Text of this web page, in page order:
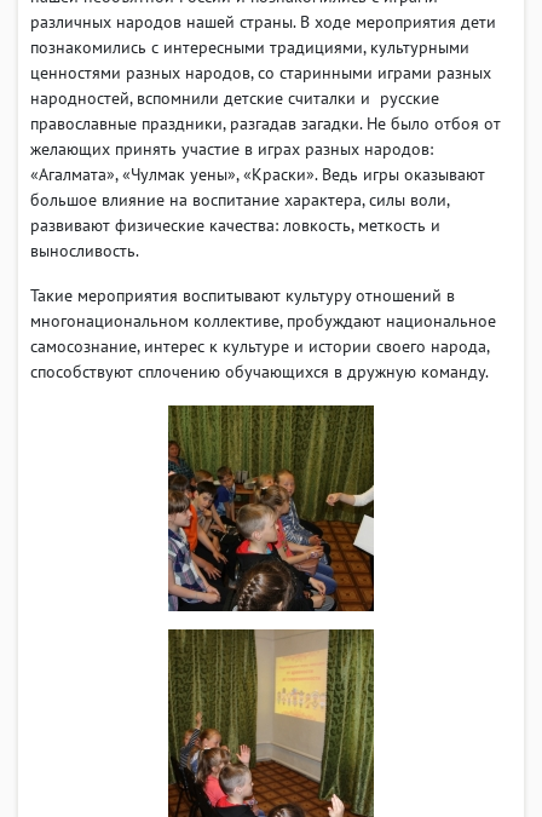
различных народов нашей страны. В ходе мероприятия дети
познакомились с интересными традициями, культурными
ценностями разных народов, со старинными играми разных
народностей, вспомнили детские считалки и русские
православные праздники, разгадав загадки. Не было отбоя от
желающих принять участие в играх разных народов:
«Агалмата», «Чулмак уены», «Краски». Ведь игры оказывают
большое влияние на воспитание характера, силы воли,
развивают физические качества: ловкость, меткость и
выносливость.
Такие мероприятия воспитывают культуру отношений в
многонациональном коллективе, пробуждают национальное
самосознание, интерес к культуре и истории своего народа,
способствуют сплочению обучающихся в дружную команду.